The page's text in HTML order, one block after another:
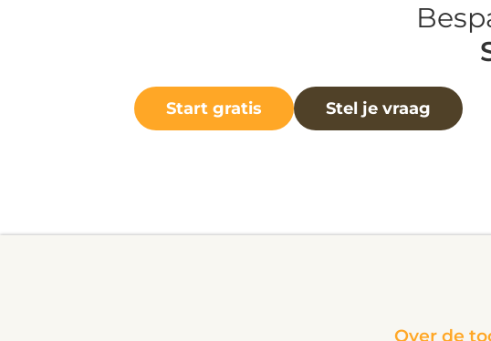
Start gratis Stel je vraag
Over de